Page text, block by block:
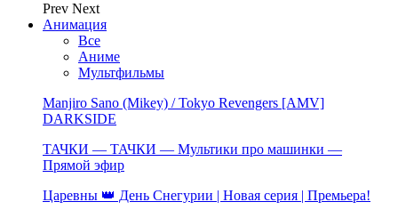
Prev Next
Анимация
Все
Аниме
Мультфильмы
Manjiro Sano (Mikey) / Tokyo Revengers [AMV]
DARKSIDE
ТАЧКИ — ТАЧКИ — Мультики про машинки —
Прямой эфир
Царевны 👑 День Снегурии | Новая серия | Премьера!